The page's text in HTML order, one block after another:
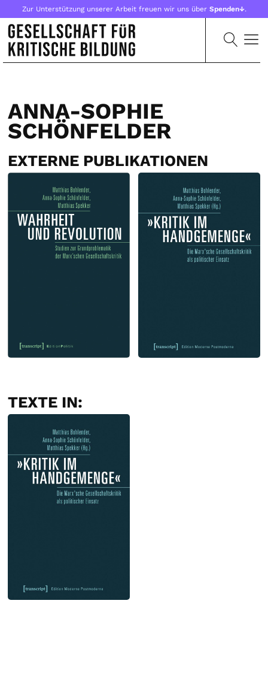
Zur Unterstützung unserer Arbeit freuen wir uns über Spenden↓.
ANNA-SOPHIE
SCHÖNFELDER
EXTERNE PUBLIKATIONEN
TEXTE IN: